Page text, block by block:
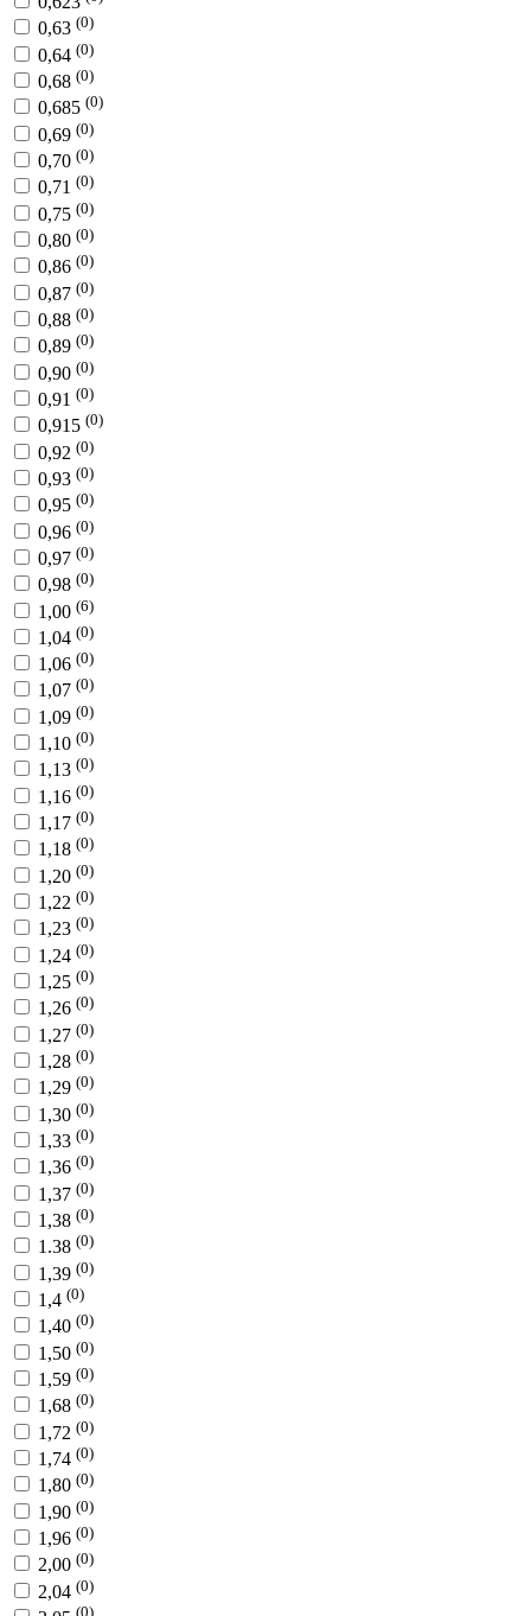
0,63 (0)
0,64 (0)
0,68 (0)
0,685 (0)
0,69 (0)
0,70 (0)
0,71 (0)
0,75 (0)
0,80 (0)
0,86 (0)
0,87 (0)
0,88 (0)
0,89 (0)
0,90 (0)
0,91 (0)
0,915 (0)
0,92 (0)
0,93 (0)
0,95 (0)
0,96 (0)
0,97 (0)
0,98 (0)
1,00 (6)
1,04 (0)
1,06 (0)
1,07 (0)
1,09 (0)
1,10 (0)
1,13 (0)
1,16 (0)
1,17 (0)
1,18 (0)
1,20 (0)
1,22 (0)
1,23 (0)
1,24 (0)
1,25 (0)
1,26 (0)
1,27 (0)
1,28 (0)
1,29 (0)
1,30 (0)
1,33 (0)
1,36 (0)
1,37 (0)
1,38 (0)
1.38 (0)
1,39 (0)
1,4 (0)
1,40 (0)
1,50 (0)
1,59 (0)
1,68 (0)
1,72 (0)
1,74 (0)
1,80 (0)
1,90 (0)
1,96 (0)
2,00 (0)
2,04 (0)
(0)